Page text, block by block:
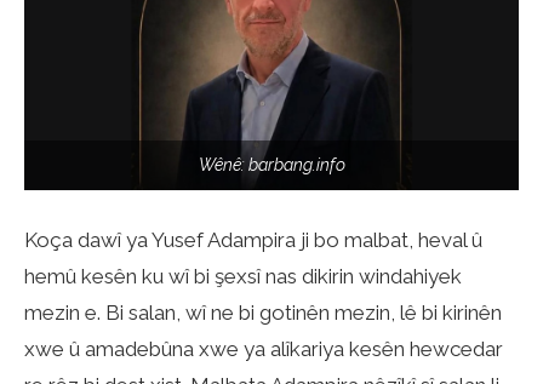
Wênê: barbang.info
Koça dawî ya Yusef Adampira ji bo malbat, heval û
hemû kesên ku wî bi şexsî nas dikirin windahiyek
mezin e. Bi salan, wî ne bi gotinên mezin, lê bi kirinên
xwe û amadebûna xwe ya alîkariya kesên hewcedar